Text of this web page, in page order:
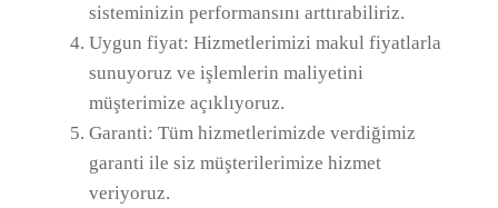
sisteminizin performansını arttırabiliriz.
Uygun fiyat: Hizmetlerimizi makul fiyatlarla
sunuyoruz ve işlemlerin maliyetini
müşterimize açıklıyoruz.
Garanti: Tüm hizmetlerimizde verdiğimiz
garanti ile siz müşterilerimize hizmet
veriyoruz.